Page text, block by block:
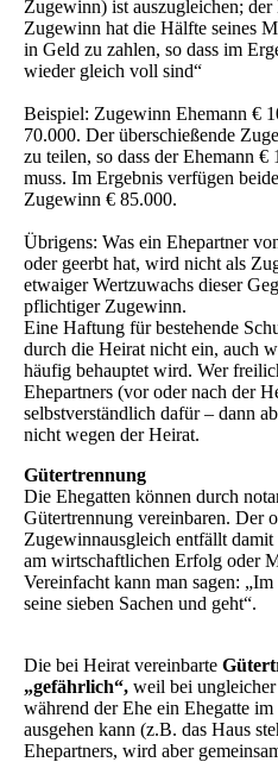
Zugewinn) ist auszugleichen; der
Zugewinn hat die Hälfte seines
in Geld zu zahlen, so dass im
wieder gleich voll sind“
Beispiel: Zugewinn Ehemann €
70.000. Der überschießende
zu teilen, so dass der Ehemann
muss. Im Ergebnis verfügen
Zugewinn € 85.000.
Übrigens: Was ein Ehepartner
oder geerbt hat, wird nicht als
etwaiger Wertzuwachs dieser
pflichtiger Zugewinn.
Eine Haftung für bestehende
durch die Heirat nicht ein, auch
häufig behauptet wird. Wer
Ehepartners (vor oder nach der
selbstverständlich dafür – dann
nicht wegen der Heirat.
Gütertrennung
Die Ehegatten können durch
Gütertrennung vereinbaren. Der
Zugewinnausgleich entfällt
am wirt­schaft­lichen Erfolg oder
Vereinfacht kann man sagen:
seine sieben Sachen und geht“.
Die bei Heirat vereinbarte
„gefährlich“, weil bei
während der Ehe ein Ehegatte
ausgehen kann (z.B. das Haus
Ehepartners, wird aber